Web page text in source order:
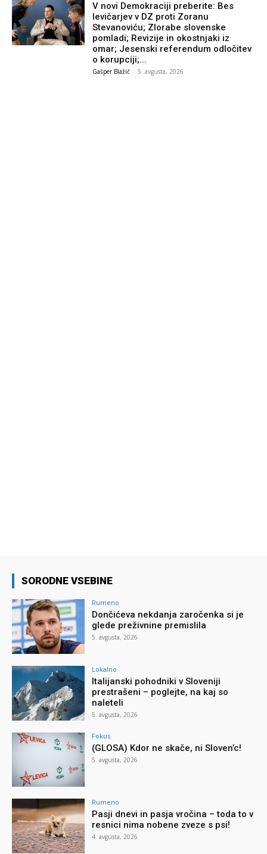
V novi Demokraciji preberite: Bes
levičarjev v DZ proti Zoranu
Stevanoviću; Zlorabe slovenske
pomladi; Revizije in okostnjaki iz
omar; Jesenski referendum odločitev
o korupciji;...
Gašper Blažič - 5. avgusta, 2026
SORODNE VSEBINE
Rumeno
Dončićeva nekdanja zaročenka si je
glede preživnine premislila
5. avgusta, 2026
Lokalno
Italijanski pohodniki v Sloveniji
prestrašeni – poglejte, na kaj so
naleteli
5. avgusta, 2026
Fokus
(GLOSA) Kdor ne skače, ni Sloven’c!
5. avgusta, 2026
Rumeno
Pasji dnevi in pasja vročina – toda to v
resnici nima nobene zveze s psi!
4. avgusta, 2026